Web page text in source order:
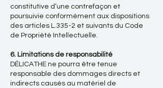
constitutive d’une contrefaçon et
poursuivie conformément aux dispositions
des articles L.335-2 et suivants du Code
de Propriété Intellectuelle.
6. Limitations de responsabilité
DÉLICATHE ne pourra être tenue
responsable des dommages directs et
indirects causés au matériel de